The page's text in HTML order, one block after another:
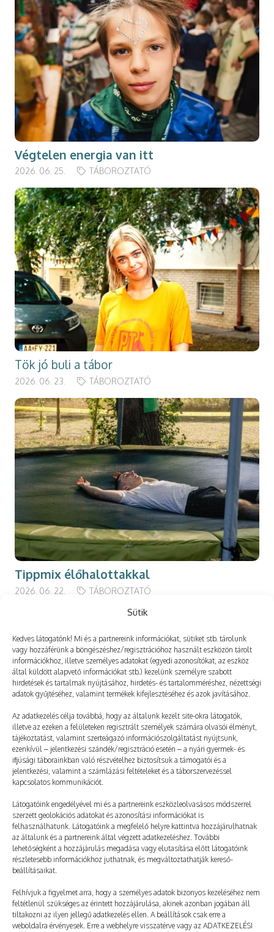
Sütik
Kedves látogatónk! Mi és a partnereink információkat, sütiket stb. tárolunk
vagy hozzáférünk a böngészéshez/regisztrációhoz használt eszközön tárolt
információkhoz, illetve személyes adatokat (egyedi azonosítókat, az eszköz
által küldött alapvető információkat stb.) kezelünk személyre szabott
hirdetések és tartalmak nyújtásához, hirdetés- és tartalomméréshez, nézettségi
adatok gyűjtéséhez, valamint termékek kifejlesztéséhez és azok javításához.
Az adatkezelés célja továbbá, hogy az általunk kezelt site-okra látogatók,
illetve az ezeken a felületeken regisztrált személyek számára olvasói élményt,
tájékoztatást, valamint szerteágazó információszolgáltatást nyújtsunk,
ezenkívül – jelentkezési szándék/regisztráció esetén – a nyári gyermek- és
ifjúsági táborainkban való részvételhez biztosítsuk a támogatói és a
jelentkezési, valamint a számlázási feltételeket és a táborszervezéssel
kapcsolatos kommunikációt.
Látogatóink engedélyével mi és a partnereink eszközleolvasásos módszerrel
szerzett geolokációs adatokat és azonosítási információkat is
felhasználhatunk. Látogatóink a megfelelő helyre kattintva hozzájárulhatnak
az általunk és a partnereink által végzett adatkezeléshez. További
lehetőségként a hozzájárulás megadása vagy elutasítása előtt látogatóink
részletesebb információkhoz juthatnak, és megváltoztathatják kereső-
beállításaikat.
Felhívjuk a figyelmet arra, hogy a személyes adatok bizonyos kezeléséhez nem
feltétlenül szükséges az érintett hozzájárulása, akinek azonban jogában áll
tiltakozni az ilyen jellegű adatkezelés ellen. A beállítások csak erre a
weboldalra érvényesek. Erre a webhelyre visszatérve vagy az ADATKEZELÉSI
Végtelen energia van itt
2026. 06. 25. TÁBOROZTATÓ
Tök jó buli a tábor
2026. 06. 23. TÁBOROZTATÓ
Tippmix élőhalottakkal
2026. 06. 22. TÁBOROZTATÓ
Még több
Lehet öröm a tanulás
2024. 03. 24. TÁBOROZTATÓ